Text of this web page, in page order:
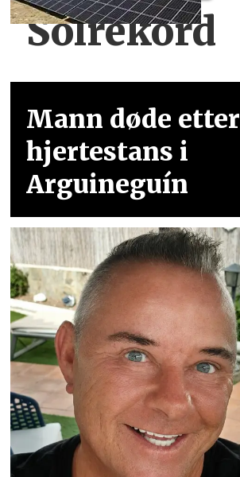
Solrekord
Mann døde etter
hjertestans i
Arguineguín